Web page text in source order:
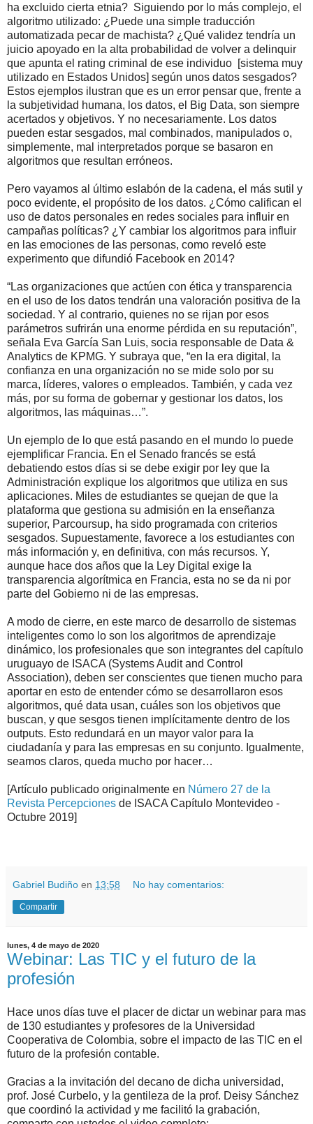
ha excluido cierta etnia? Siguiendo por lo más complejo, el
algoritmo utilizado: ¿Puede una simple traducción
automatizada pecar de machista? ¿Qué validez tendría un
juicio apoyado en la alta probabilidad de volver a delinquir
que apunta el rating criminal de ese individuo [sistema muy
utilizado en Estados Unidos] según unos datos sesgados?
Estos ejemplos ilustran que es un error pensar que, frente a
la subjetividad humana, los datos, el Big Data, son siempre
acertados y objetivos. Y no necesariamente. Los datos
pueden estar sesgados, mal combinados, manipulados o,
simplemente, mal interpretados porque se basaron en
algoritmos que resultan erróneos.
Pero vayamos al último eslabón de la cadena, el más sutil y
poco evidente, el propósito de los datos. ¿Cómo califican el
uso de datos personales en redes sociales para influir en
campañas políticas? ¿Y cambiar los algoritmos para influir
en las emociones de las personas, como reveló este
experimento que difundió Facebook en 2014?
“Las organizaciones que actúen con ética y transparencia
en el uso de los datos tendrán una valoración positiva de la
sociedad. Y al contrario, quienes no se rijan por esos
parámetros sufrirán una enorme pérdida en su reputación”,
señala Eva García San Luis, socia responsable de Data &
Analytics de KPMG. Y subraya que, “en la era digital, la
confianza en una organización no se mide solo por su
marca, líderes, valores o empleados. También, y cada vez
más, por su forma de gobernar y gestionar los datos, los
algoritmos, las máquinas…”.
Un ejemplo de lo que está pasando en el mundo lo puede
ejemplificar Francia. En el Senado francés se está
debatiendo estos días si se debe exigir por ley que la
Administración explique los algoritmos que utiliza en sus
aplicaciones. Miles de estudiantes se quejan de que la
plataforma que gestiona su admisión en la enseñanza
superior, Parcoursup, ha sido programada con criterios
sesgados. Supuestamente, favorece a los estudiantes con
más información y, en definitiva, con más recursos. Y,
aunque hace dos años que la Ley Digital exige la
transparencia algorítmica en Francia, esta no se da ni por
parte del Gobierno ni de las empresas.
A modo de cierre, en este marco de desarrollo de sistemas
inteligentes como lo son los algoritmos de aprendizaje
dinámico, los profesionales que son integrantes del capítulo
uruguayo de ISACA (Systems Audit and Control
Association), deben ser conscientes que tienen mucho para
aportar en esto de entender cómo se desarrollaron esos
algoritmos, qué data usan, cuáles son los objetivos que
buscan, y que sesgos tienen implícitamente dentro de los
outputs. Esto redundará en un mayor valor para la
ciudadanía y para las empresas en su conjunto. Igualmente,
seamos claros, queda mucho por hacer…
[Artículo publicado originalmente en Número 27 de la
Revista Percepciones de ISACA Capítulo Montevideo -
Octubre 2019]
Gabriel Budiño en 13:58 No hay comentarios:
Compartir
lunes, 4 de mayo de 2020
Webinar: Las TIC y el futuro de la
profesión
Hace unos días tuve el placer de dictar un webinar para mas
de 130 estudiantes y profesores de la Universidad
Cooperativa de Colombia, sobre el impacto de las TIC en el
futuro de la profesión contable.
Gracias a la invitación del decano de dicha universidad,
prof. José Curbelo, y la gentileza de la prof. Deisy Sánchez
que coordinó la actividad y me facilitó la grabación,